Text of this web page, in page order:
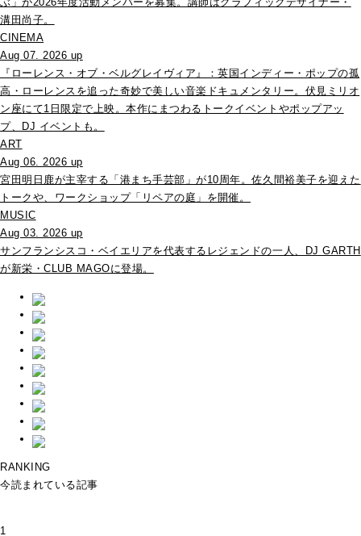
溝田尚子。
CINEMA
Aug 07. 2026 up
『ローレンス・オブ・ベルグレイヴィア』：英国インディー・ポップの孤
高・ローレンスを追った奇妙で美しい音楽ドキュメンタリー。伏見ミリオ
ン座にて1日限定で上映。本作にまつわるトークイベントやポップアッ
プ、DJ イベントも。
ART
Aug 06. 2026 up
宮田明日鹿が主宰する「港まち手芸部」が10周年。佐久間裕美子を迎えた
トークや、ワークショップ「リペアの庭」を開催。
MUSIC
Aug 03. 2026 up
サンフランシスコ・ベイエリアを代表するレジェンドの一人、DJ GARTH
が新栄・CLUB MAGOに登場。
RANKING
今読まれている記事
1